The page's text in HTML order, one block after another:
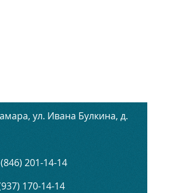
ул. Ивана Булкина, д.
201-14-14
170-14-14